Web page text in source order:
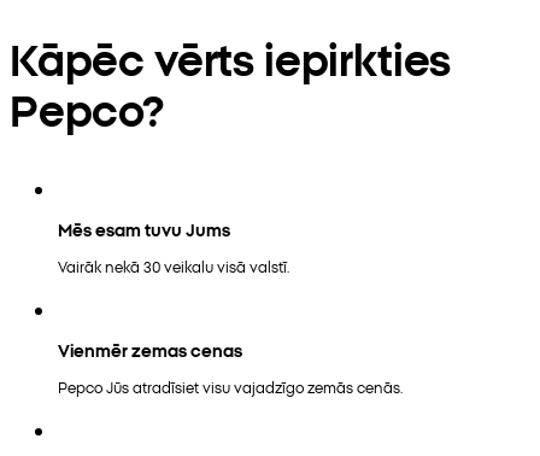
Kāpēc vērts iepirkties
Pepco?
Mēs esam tuvu Jums
Vairāk nekā 30 veikalu visā valstī.
Vienmēr zemas cenas
Pepco Jūs atradīsiet visu vajadzīgo zemās cenās.